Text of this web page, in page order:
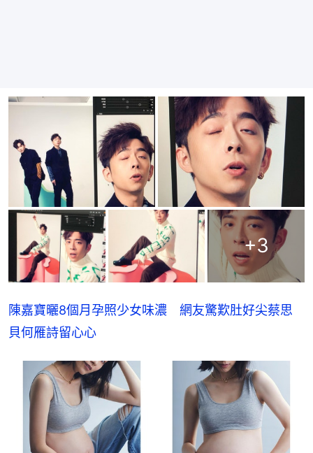
+3
陳嘉寶曬8個月孕照少女味濃　網友驚歎肚好尖蔡思
貝何雁詩留心心